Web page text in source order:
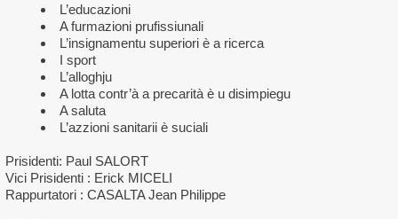
L’educazioni
A furmazioni prufissiunali
L’insignamentu superiori è a ricerca
I sport
L’alloghju
A lotta contr’à a precarità è u disimpiegu
A saluta
L’azzioni sanitarii è suciali
Prisidenti: Paul SALORT
Vici Prisidenti : Erick MICELI
Rappurtatori : CASALTA Jean Philippe